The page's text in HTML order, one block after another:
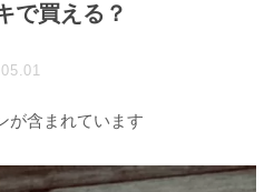
で買える？
が含まれています